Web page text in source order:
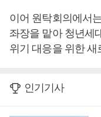
이어 원탁회의에서
좌장을 맡아 청년세
위기 대응을 위한
인기기사